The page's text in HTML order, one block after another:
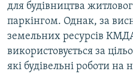
для будівництва
паркінгом. Однак, за
земельних ресурсів
використовується за
які будівельні роботи на